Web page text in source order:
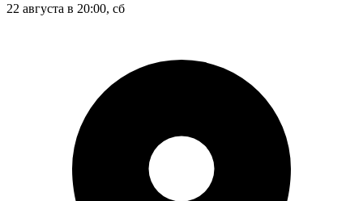
22 августа в 20:00, сб